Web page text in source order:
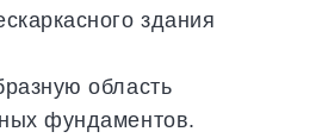
здания
область
фундаментов.